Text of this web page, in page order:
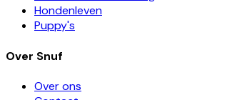
Hondenleven
Puppy's
Over Snuf
Over ons